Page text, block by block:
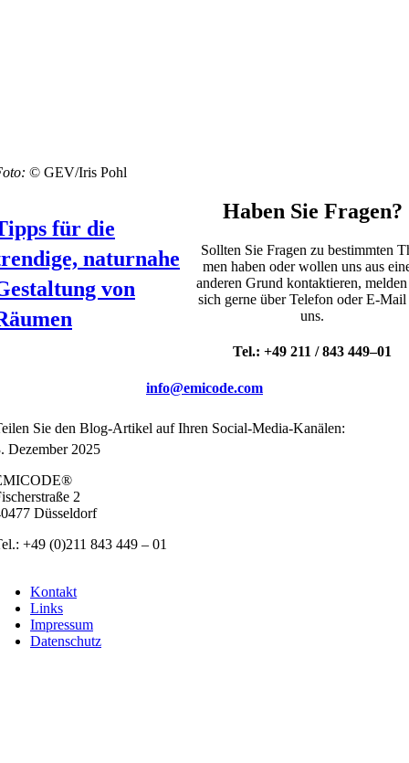
© GEV/Iris Pohl
für die
naturnahe
von
Haben Sie Fragen?
Soll­ten Sie Fra­gen zu bestimm­ten
men haben oder wol­len uns aus
ande­ren Grund kon­tak­tie­ren,
sich ger­ne über Tele­fon oder
uns.
Tel.: +49 211 / 843 449–01
info@emicode.com
Sie den Blog-Arti­kel auf Ihren Social-Media-Kanä­len:
Dezem­ber 2025
2
Düs­sel­dorf
+49 (0)211 843 449 – 01
Kon­takt
Links
Impres­sum
Daten­schutz